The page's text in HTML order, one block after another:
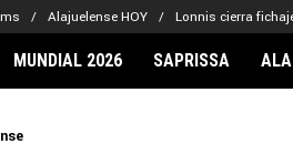
Alajuelense HOY Lonnis cierra
LEGIONARIOS
MUNDIAL 2026 SAPRISSA